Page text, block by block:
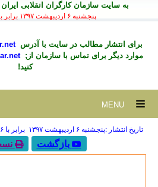
به سايت سازمان کارگران انقلابی
پنجشنبه ۶ ارديبهشت ۱۳۹۷ برابر با ۲۶ آوريل ۲۰۱۸
برای انتشار مطالب در سايت با آدرس
موارد ديگر برای تماس با سازمان از;
کنید!
تاریخ انتشار :پنجشنبه ۶ ارديبهشت ۱۳۹۷ برابر با ۲۶ آوريل ۲۰۱۸
بازگشت